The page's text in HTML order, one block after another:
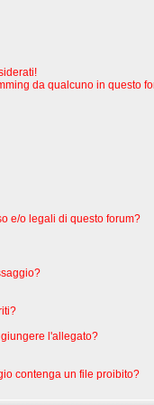
da qualcuno in questo
e/o legali di questo forum?
l'allegato?
contenga un file proibito?